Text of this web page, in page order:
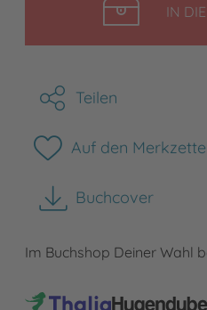
IN
Teilen
Auf den
Buchcover
herunterladen
Im Buchshop Deiner Wahl